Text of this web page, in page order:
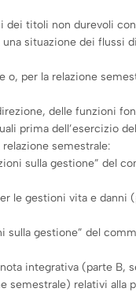
dei titoli non durevoli
situazione dei flussi
o, per la relazione
delle funzioni
prima dell’esercizio
semestrale:
sulla gestione” del
le gestioni vita e danni
gestione” del
integrativa (parte B,
semestrale) relativi alla